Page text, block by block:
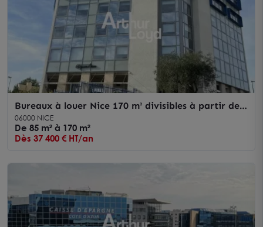
Bureaux à louer Nice 170 m² divisibles à partir de
85 m²
06000 NICE
De 85 m² à 170 m²
Dès 37 400 € HT/an